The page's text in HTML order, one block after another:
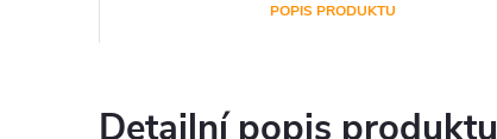
POPIS PRODUKTU
Detailní popis produktu